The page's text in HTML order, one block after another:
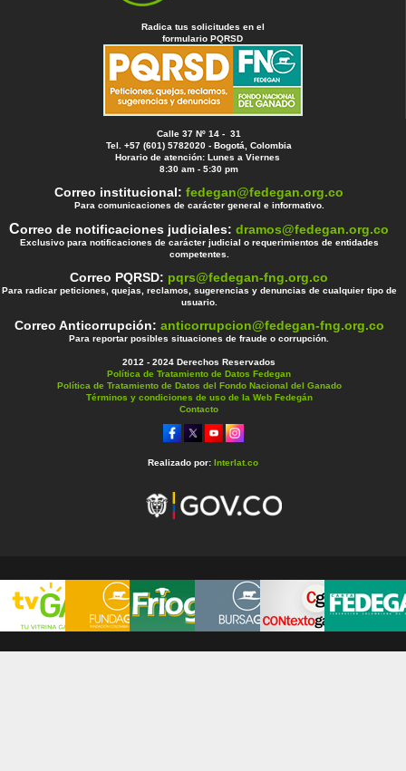
Radica tus solicitudes en el
formulario PQRSD
Calle 37 Nº 14 - 31
Tel. +57 (601) 5782020 - Bogotá, Colombia
Horario de atención: Lunes a Viernes
8:30 am - 5:30 pm
Correo institucional:fedegan@fedegan.org.co
Para comunicaciones de carácter general e informativo.
Correo de notificaciones judiciales:dramos@fedegan.org.co
Exclusivo para notificaciones de carácter judicial o requerimientos de entidades
competentes.
Correo PQRSD: pqrs@fedegan-fng.org.co
Para radicar peticiones, quejas, reclamos, sugerencias y denuncias de cualquier tipo de
usuario.
Correo Anticorrupción: anticorrupcion@fedegan-fng.org.co
Para reportar posibles situaciones de fraude o corrupción.
2012 - 2024 Derechos Reservados
Política de Tratamiento de Datos Fedegan
Política de Tratamiento de Datos del Fondo Nacional del Ganado
Términos y condiciones de uso de la Web Fedegán
Contacto
Realizado por: Interlat.co